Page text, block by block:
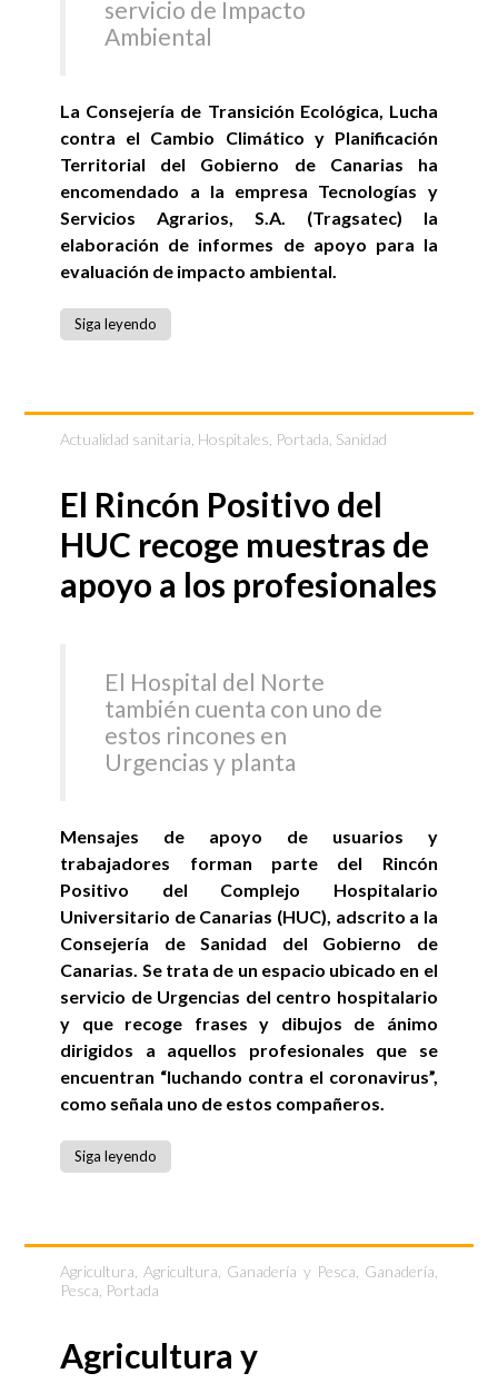
servicio de Impacto
Ambiental
La Consejería de Transición Ecológica, Lucha
contra el Cambio Climático y Planificación
Territorial del Gobierno de Canarias ha
encomendado a la empresa Tecnologías y
Servicios Agrarios, S.A. (Tragsatec) la
elaboración de informes de apoyo para la
evaluación de impacto ambiental.
Siga leyendo
Actualidad sanitaria Hospitales Portada Sanidad
El Rincón Positivo del
HUC recoge muestras de
apoyo a los profesionales
El Hospital del Norte
también cuenta con uno de
estos rincones en
Urgencias y planta
Mensajes de apoyo de usuarios y
trabajadores forman parte del Rincón
Positivo del Complejo Hospitalario
Universitario de Canarias (HUC), adscrito a la
Consejería de Sanidad del Gobierno de
Canarias. Se trata de un espacio ubicado en el
servicio de Urgencias del centro hospitalario
y que recoge frases y dibujos de ánimo
dirigidos a aquellos profesionales que se
encuentran “luchando contra el coronavirus”,
como señala uno de estos compañeros.
Siga leyendo
Agricultura ,Agricultura, Ganadería y Pesca Ganadería
Pesca Portada
Agricultura y